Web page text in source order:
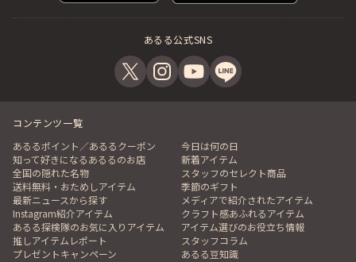
あるる公式SNS
コンテンツ一覧
あるるポイント／あるるクーポン
今日は何の日
知って好きになるあるるのお店
新着アイテム
全国の隠れた名物
スタッフのセレクト商品
送料無料・おためしアイテム
季節のギフト
最新ニュースから探す
メディアで紹介されたアイテム
Instagram紹介アイテム
クラフト感あふれるアイテム
あるる探検隊のお気に入りアイテム
アイテム選びのお役立ち情報
推しアイテムレポート
スタッフコラム
プレゼントキャンペーン
あるる豆知識